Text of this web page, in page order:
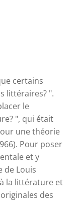
certains
littéraires? ".
le
", qui était
une théorie
Pour poser
et y
de Louis
la littérature et
des